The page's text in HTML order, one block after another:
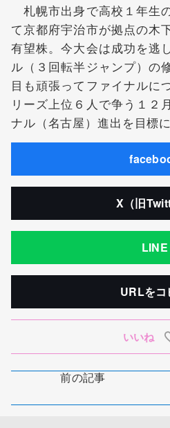
札幌市出身で高校１年生
て京都府宇治市が拠点の木
有望株。今大会は成功を逃
ル（３回転半ジャンプ）の
目も頑張ってファイナルに
リーズ上位６人で争う１２
ナル（名古屋）進出を目標に
X（旧
LINE
URLをコ
いいね
前の記事